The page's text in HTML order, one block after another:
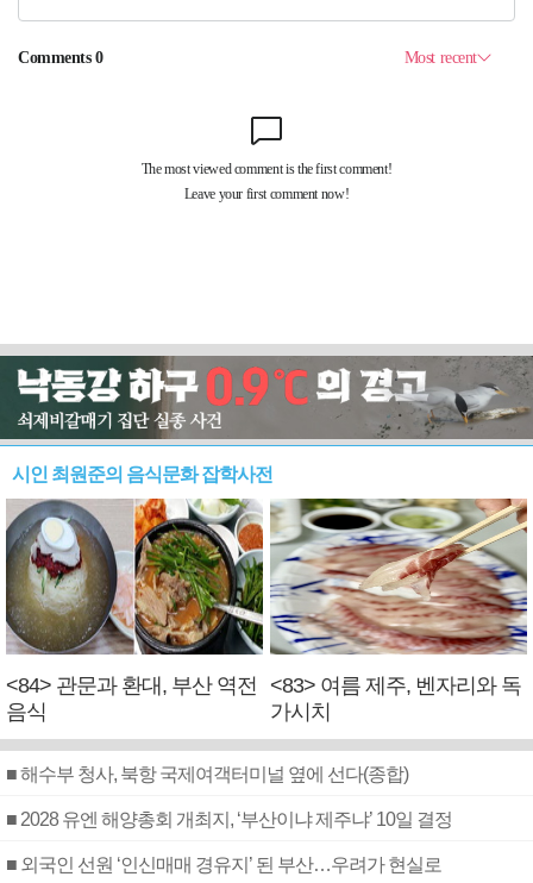
시인 최원준의 음식문화 잡학사전
<84> 관문과 환대, 부산 역전
음식
<83> 여름 제주, 벤자리와 독
가시치
■ 해수부 청사, 북항 국제여객터미널 옆에 선다(종합)
■ 2028 유엔 해양총회 개최지, ‘부산이냐 제주냐’ 10일 결정
■ 외국인 선원 ‘인신매매 경유지’ 된 부산…우려가 현실로